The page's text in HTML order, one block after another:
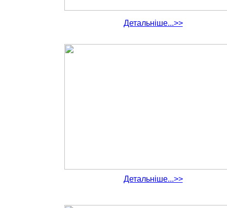
Детальніше...>>
Детальніше...>>